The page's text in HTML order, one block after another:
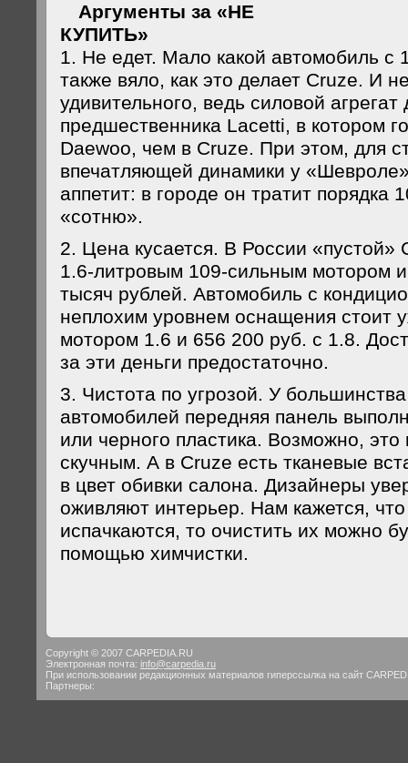
Аргументы за «НЕ
1. Не едет. Мало какой автомобиль с
также вяло, как это делает Cruze. И
удивительного, ведь силовой
предшественника Lacetti, в котором
Daewoo, чем в Cruze. При этом, для
впечатляющей динамики у
аппетит: в городе он тратит порядка
«сотню».
2. Цена кусается. В России «пустой»
1.6-литровым 109-сильным мотором
тысяч рублей. Автомобиль с
неплохим уровнем оснащения стоит
мотором 1.6 и 656 200 руб. с 1.8.
за эти деньги предостаточно.
3. Чистота по угрозой. У
автомобилей передняя панель
или черного пластика. Возможно, это
скучным. А в Cruze есть тканевые
в цвет обивки салона. Дизайнеры
оживляют интерьер. Нам кажется,
испачкаются, то очистить их можно
помощью химчистки.
Copyright © 2007 CARPEDIA.RU
Электронная почта: info@carpedia.ru
При использовании редакционных материалов гиперссылка на сайт
Партнеры: